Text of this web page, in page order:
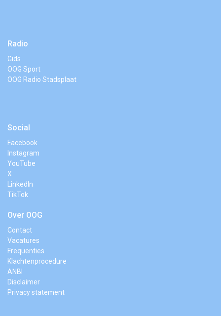
Radio
Gids
OOG Sport
OOG Radio Stadsplaat
Social
Facebook
Instagram
YouTube
X
LinkedIn
TikTok
Over OOG
Contact
Vacatures
Frequenties
Klachtenprocedure
ANBI
Disclaimer
Privacy statement